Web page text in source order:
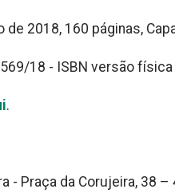
de 2018, 160 páginas,
18 - ISBN versão
.
- Praça da Corujeira, 38